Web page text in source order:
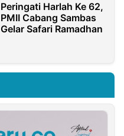
Peringati Harlah Ke 62,
PMII Cabang Sambas
Gelar Safari Ramadhan